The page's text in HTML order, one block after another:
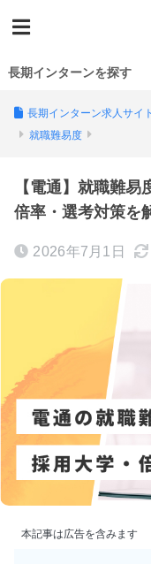
長期インターンを探す
長期インターン求人サイ
就職難易度
【電通】就職難易
倍率・選考対策を
2026年7月1日
本記事は広告を含みます